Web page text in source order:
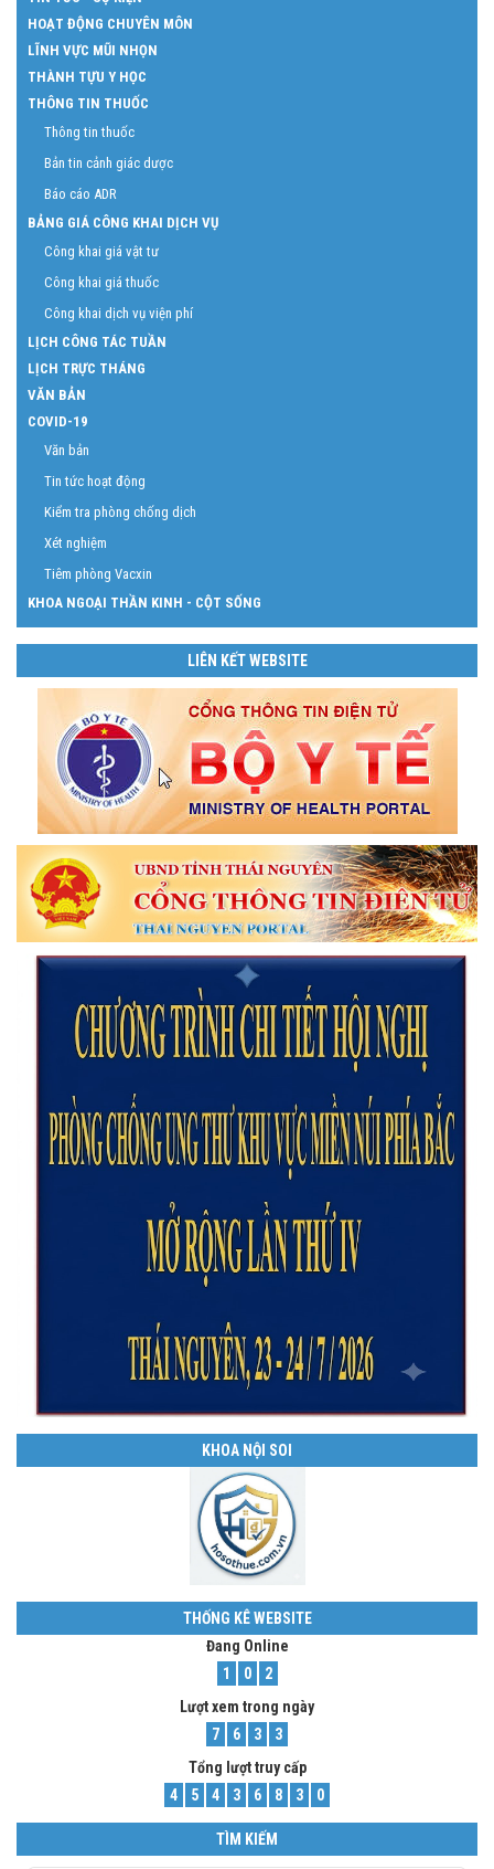
HOẠT ĐỘNG CHUYÊN MÔN
LĨNH VỰC MŨI NHỌN
THÀNH TỰU Y HỌC
THÔNG TIN THUỐC
Thông tin thuốc
Bản tin cảnh giác dược
Báo cáo ADR
BẢNG GIÁ CÔNG KHAI DỊCH VỤ
Công khai giá vật tư
Công khai giá thuốc
Công khai dịch vụ viện phí
LỊCH CÔNG TÁC TUẦN
LỊCH TRỰC THÁNG
VĂN BẢN
COVID-19
Văn bản
Tin tức hoạt động
Kiểm tra phòng chống dịch
Xét nghiệm
Tiêm phòng Vacxin
KHOA NGOẠI THẦN KINH - CỘT SỐNG
LIÊN KẾT WEBSITE
KHOA NỘI SOI
THỐNG KÊ WEBSITE
Đang Online
1
0
2
Lượt xem trong ngày
7
6 3
3
Tổng lượt truy cấp
4
5 4 3 6 8 3 0
TÌM KIẾM